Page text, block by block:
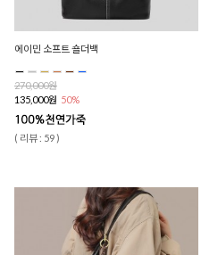
에이민 소프트 숄더백
270,000원
135,000원 50%
( 리뷰 : 59 )